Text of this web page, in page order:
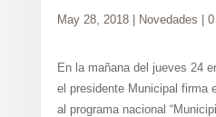
May 28, 2018| Novedades
En la mañana del jueves 24
el presidente Municipal firma
al programa nacional